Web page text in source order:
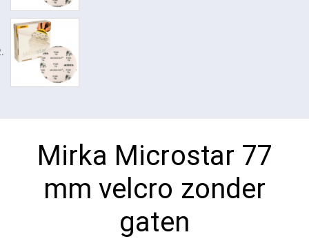
Mirka Microstar 77
mm velcro zonder
gaten